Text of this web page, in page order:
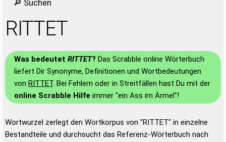
🔎 Suchen
RITTET
Was bedeutet RITTET? Das Scrabble online Wörterbuch
liefert Dir Synonyme, Definitionen und Wortbedeutungen
von RITTET. Bei Fehlern oder in Streitfällen hast Du mit der
online Scrabble Hilfe immer "ein Ass im Ärmel"!
Wortwurzel zerlegt den Wortkorpus von "RITTET" in einzelne
Bestandteile und durchsucht das Referenz-Wörterbuch nach